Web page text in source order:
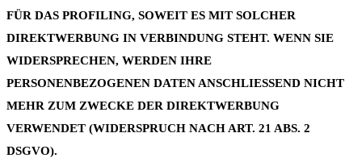
FÜR DAS PROFILING, SOWEIT ES MIT SOLCHER
DIREKTWERBUNG IN VERBINDUNG STEHT. WENN SIE
WIDERSPRECHEN, WERDEN IHRE
PERSONENBEZOGENEN DATEN ANSCHLIESSEND NICHT
MEHR ZUM ZWECKE DER DIREKTWERBUNG
VERWENDET (WIDERSPRUCH NACH ART. 21 ABS. 2
DSGVO).